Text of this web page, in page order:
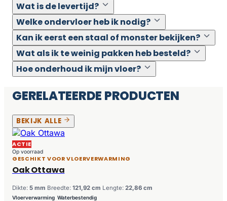
Wat is de levertijd?
Welke ondervloer heb ik nodig?
Kan ik eerst een staal of monster bekijken?
Wat als ik te weinig pakken heb besteld?
Hoe onderhoud ik mijn vloer?
GERELATEERDE PRODUCTEN
BEKIJK ALLE
ACTIE
Op voorraad
GESCHIKT VOOR VLOERVERWARMING
Oak Ottawa
Dikte: 5 mm Breedte: 121,92 cm Lengte: 22,86 cm
Vloerverwarming Waterbestendig